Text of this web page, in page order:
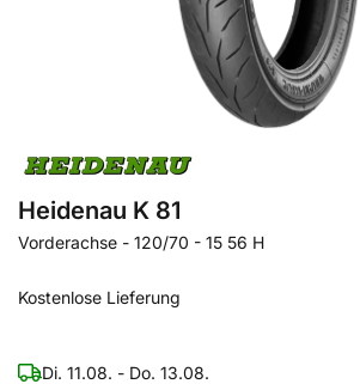
Heidenau K 81
Vorderachse - 120/70 - 15 56 H
Kostenlose Lieferung
Di. 11.08. - Do. 13.08.